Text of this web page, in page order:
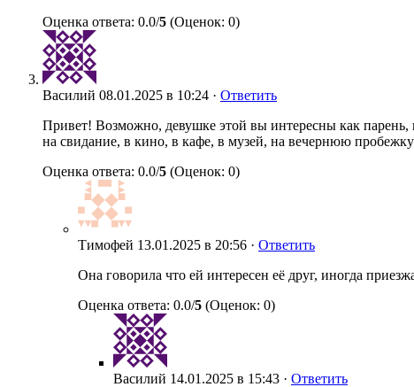
Оценка ответа: 0.0/5 (Оценок: 0)
Василий 08.01.2025 в 10:24 · Ответить
Привет! Возможно, девушке этой вы интересны как парень,
на свидание, в кино, в кафе, в музей, на вечернюю
Оценка ответа: 0.0/5 (Оценок: 0)
Тимофей 13.01.2025 в 20:56 · Ответить
Она говорила что ей интересен её друг, иногда
Оценка ответа: 0.0/5 (Оценок: 0)
Василий 14.01.2025 в 15:43 · Ответить